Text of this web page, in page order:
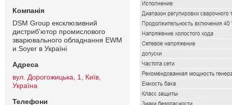
DSM Group ексклюзивний
дистриб'ютор промислового
зварювального обладнання EWM
и Soyer в Україні
вул. Дорогожицька, 1, Київ,
Україна